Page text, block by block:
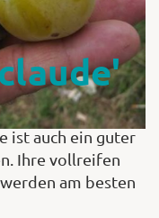
ist auch ein guter
Ihre vollreifen
am besten